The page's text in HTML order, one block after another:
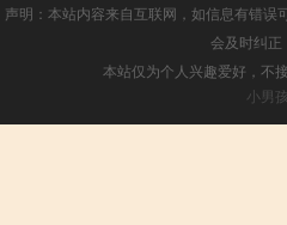
声明：本站内容来自互联网，如信息有错
会及时纠正
本站仅为个人兴趣爱好，不
小男孩